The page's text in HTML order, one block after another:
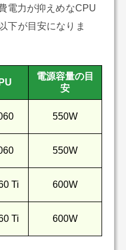
電力が抑えめなCPU
下が目安になりま
電源容量の目
安
550W
550W
Ti 600W
Ti 600W